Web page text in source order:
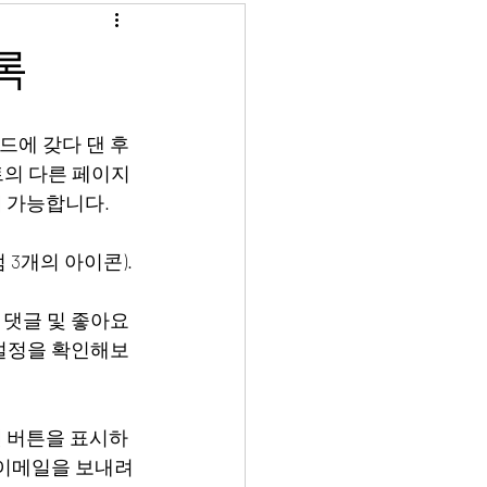
에 갖다 댄 후
다른 페이지
가능합니다.
3개의 아이콘).
글 및 좋아요
을 확인해보
버튼을 표시하
메일을 보내려